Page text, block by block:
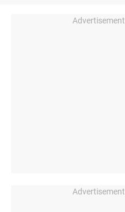
Advertisement
Advertisement